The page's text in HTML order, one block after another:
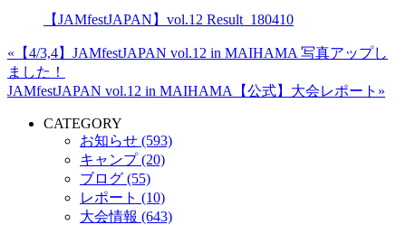
【JAMfestJAPAN】vol.12 Result_180410
«【4/3,4】JAMfestJAPAN vol.12 in MAIHAMA 写真アップし
ました！
JAMfestJAPAN vol.12 in MAIHAMA【公式】大会レポート»
CATEGORY
お知らせ (593)
キャンプ (20)
ブログ (55)
レポート (10)
大会情報 (643)